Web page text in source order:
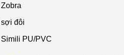
đôi
PU/PVC